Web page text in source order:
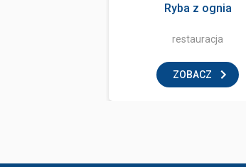
Ryba z ognia
restauracja
ZOBACZ